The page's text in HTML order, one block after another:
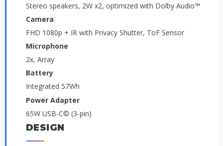
Stereo speakers, 2W x2, optimized with Dolby Audio™
Camera
FHD 1080p + IR with Privacy Shutter, ToF Sensor
Microphone
2x, Array
Battery
Integrated 57Wh
Power Adapter
65W USB-C© (3-pin)
DESIGN